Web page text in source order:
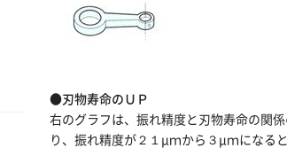
●刃物寿命のＵＰ
右のグラフは、振れ精度と刃物寿命の関
り、振れ精度が２１μｍから３μｍになる